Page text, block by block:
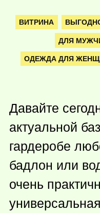
ВИТРИНА
ДЛЯ
ОДЕЖДА ДЛЯ
Давайте
актуальной
гардеробе
бадлон или
очень